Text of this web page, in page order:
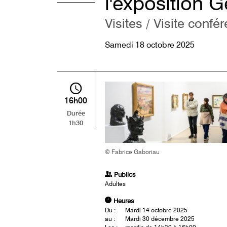
l'exposition
Visites / Visite
Samedi 18 octobre 2025
© Fabrice Gaboriau
16h00
Durée
1h30
Publics
Adultes
Heures
Du :
Mardi 14 octobre 2025
au :
Mardi 30 décembre 2025